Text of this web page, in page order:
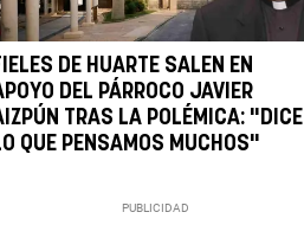
DE HUARTE SALEN EN
DEL PÁRROCO JAVIER
TRAS LA POLÉMICA: "DICE
QUE PENSAMOS MUCHOS"